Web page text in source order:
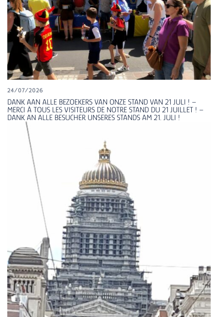
24/07/2026
DANK AAN ALLE BEZOEKERS VAN ONZE STAND VAN 21 JULI ! –
MERCI À TOUS LES VISITEURS DE NOTRE STAND DU 21 JUILLET ! –
DANK AN ALLE BESUCHER UNSERES STANDS AM 21. JULI !